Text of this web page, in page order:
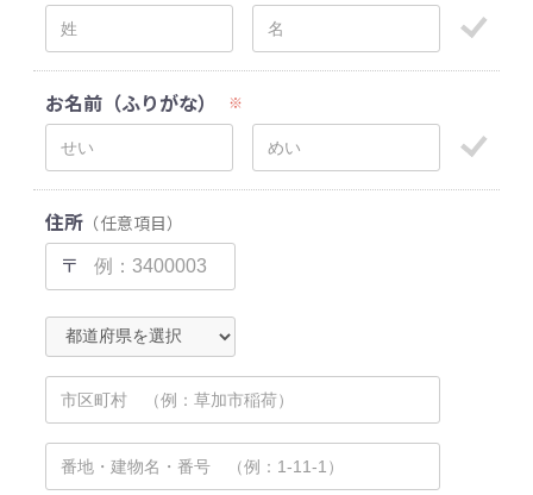
お名前（ふりがな） ※
住所 （任意項目）
〒